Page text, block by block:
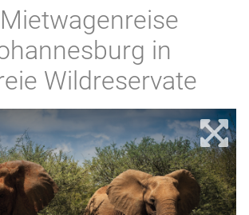
in
Wildreservate